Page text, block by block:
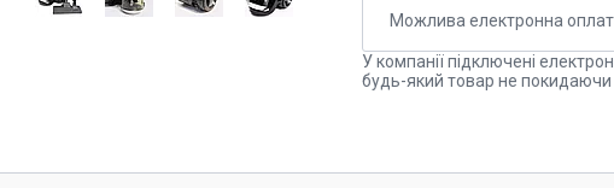
У компанії підключені
будь-який товар не покидаючи